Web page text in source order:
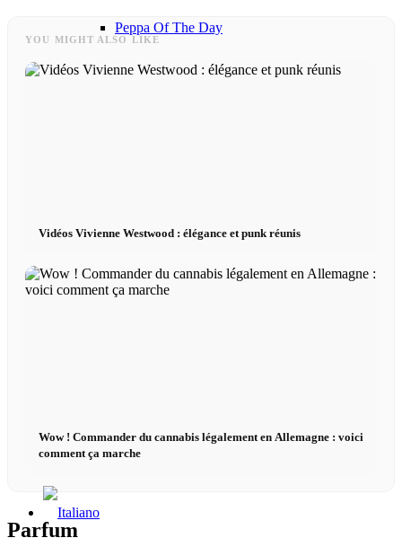
Peppa Of The Day
YOU MIGHT ALSO LIKE
Vidéos Vivienne Westwood : élégance et punk réunis
Wow ! Commander du cannabis légalement en Allemagne : voici
comment ça marche
Parfum